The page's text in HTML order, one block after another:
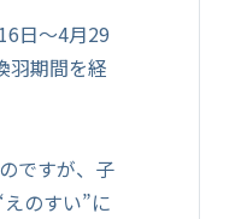
日～4月29
羽期間を経
ですが、子
のすい”に